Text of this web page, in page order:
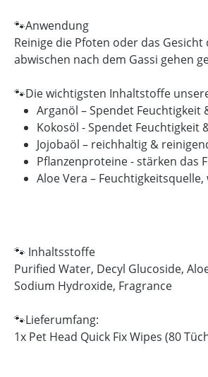
🐾Anwendung
Reinige die Pfoten oder das
abwischen nach dem Gassi gehen
🐾Die wichtigsten Inhaltstoffe
Arganöl – Spendet
Kokosöl - Spendet Feuchtigkeit
Jojobaöl – reichhaltig &
Pflanzenproteine - stärken das
Aloe Vera –
🐾 Inhaltsstoffe
Purified Water, Decyl Glucoside,
Sodium Hydroxide, Fragrance
🐾Lieferumfang:
1x Pet Head Quick Fix Wipes (80